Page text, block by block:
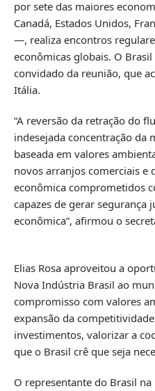
por sete das maiores
Canadá, Estados Unidos,
—, realiza encontros
econômicas globais. O
convidado da reunião, que
Itália.
“A reversão da retração do
indesejada concentração da
baseada em valores
novos arranjos comerciais e
econômica comprometidos
capazes de gerar segurança
econômica”, afirmou o
Elias Rosa aproveitou a
Nova Indústria Brasil ao
compromisso com valores
expansão da
investimentos, valorizar a
que o Brasil crê que seja
O representante do Brasil